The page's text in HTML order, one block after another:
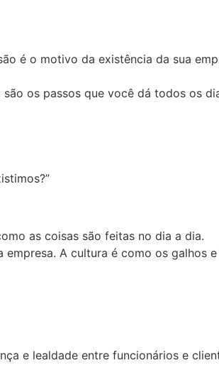
é o motivo da existência da sua
os passos que você dá todos os
as coisas são feitas no dia a dia.
A cultura é como os galhos
e lealdade entre funcionários e